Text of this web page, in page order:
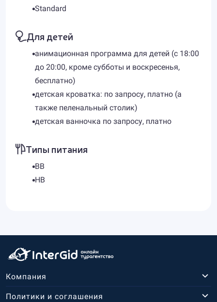
Standard
Для детей
анимационная программа для детей (с 18:00
до 20:00, кроме субботы и воскресенья,
бесплатно)
детская кроватка: по запросу, платно (а
также пеленальный столик)
детская ванночка по запросу, платно
Типы питания
BB
HB
Компания
Политики и соглашения